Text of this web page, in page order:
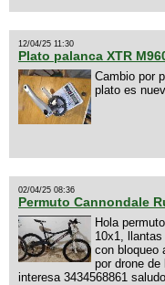
12/04/25 11:30
Plato palanca XTR
Cambio por
plato es
02/04/25 08:36
Permuto Cannondale
Hola
10x1,
con bloqueo
por drone
interesa 3434568861